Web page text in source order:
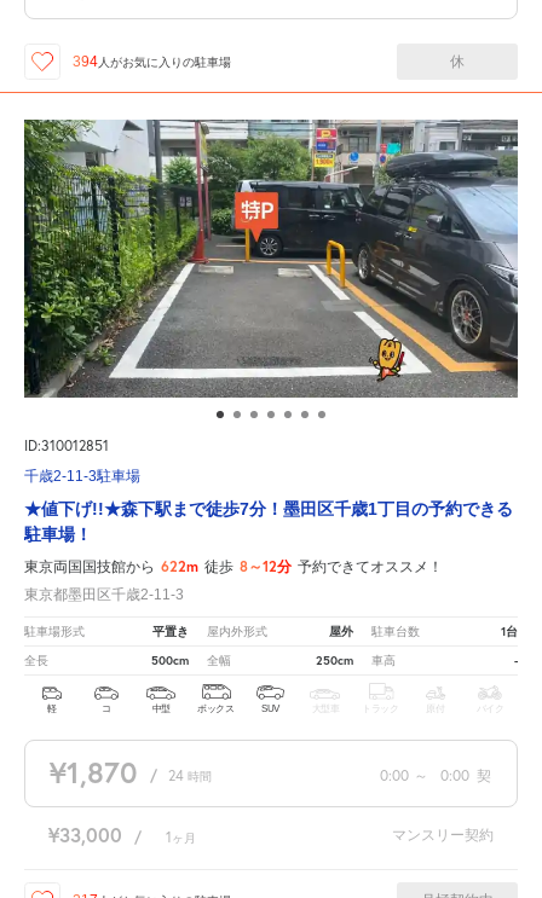
394人がお気に入りの駐車場 休
ID:310012851
千歳2-11-3駐車場
★値下げ!!★森下駅まで徒歩7分！墨田区千歳1丁目の予約できる
駐車場！
東京両国国技館から 622m 徒歩 8～12分 予約できてオススメ！
東京都墨田区千歳2-11-3
駐車場形式 平置き 屋内外形式 屋外 駐車台数 1台
全長 500cm 全幅 250cm 車高 -
軽 コ 中型 ボックス SUV 大型車 トラック 原付 バイク
¥1,870 / 24 時間 0:00 ～ 0:00 契
¥33,000 / 1 ヶ月 マンスリー契約